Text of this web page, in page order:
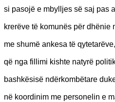
si pasojë e mbylljes së saj pas
krerëve të komunës për dhënie
me shumë ankesa të
që nga fillimi kishte natyrë
bashkësisë ndërkombëtare
në koordinim me personelin e